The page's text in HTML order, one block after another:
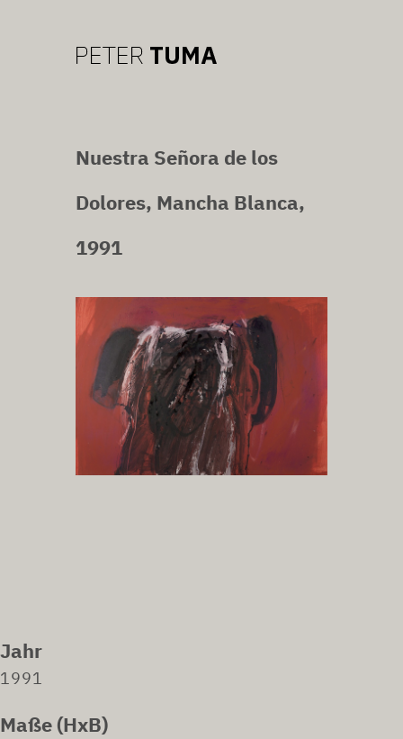
Nuestra Señora de los
Dolores, Mancha Blanca,
1991
Jahr
1991
Maße (HxB)